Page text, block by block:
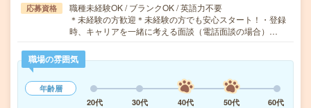
応募資格
職種未経験OK / ブランクOK / 英語力不要
＊未経験の方歓迎＊未経験の方でも安心スタート！・登録
時、キャリアを一緒に考える面談（電話面談の場合）…
職場の雰囲気
年齢層
20代
30代 40代 50代
60代